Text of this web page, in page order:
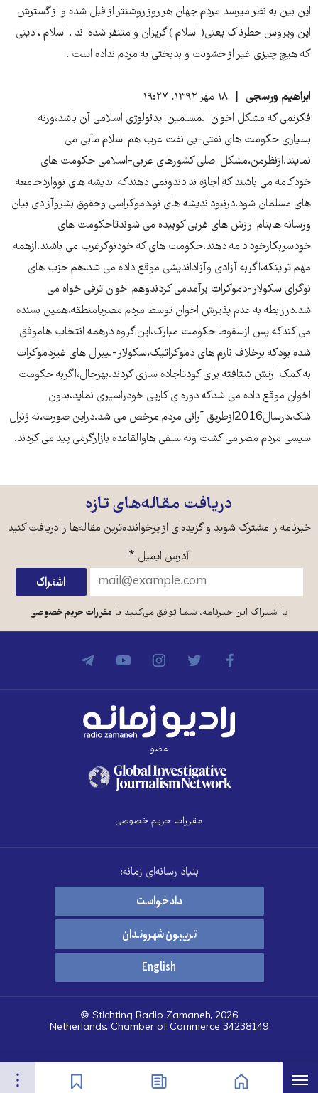
فهرست نشان‌گذاشته‌ها
این بین به نظر میرسد مردم جهان هر روز روشنتر از قبل شده و از گسترش
این ویروس حطرناک یعنی( اسلام ) گریزان و متنفر شده اند . اسلام ، دینی
که هیچ چیزی غیر از خشونت و بدبختی به مردم نداده است .
ابراهیم ورسجی
۱۸ مهر ۱۳۹۲، ۱۹:۲۷
فکرنمی که مشکل اخوان المسلمین ایدئولوژی اسلامی آن باشد،ورنه
بسیاری حکومت های نفتی-بی نفت عرب هم اسلام مآبی می
نمایند.ازنظرمن،مشکل اصلی کشورهای عربی-اسلامی حکومت های
خودکامه می باشند که اجازه ندادندونمی دهندکه اندیشه های نوواردجامعه
های مسلمان شود.درنبوداندیشه های نو،دموکراسی وحقوق بشروآزادی بیان
ورسانه هابنام ارزش های غربی کوبیده می شوندتاحکومت های
خودسربکارخودادامه دهند.حکومت های که خودنوکرغرب می باشند.ازهمه
مهم تراینکه،اگربه آزادی وآزاداندیشی موقع داده می شد،هم حزب های
نوگرای سکولار-دموکرات برآمدمی کردندوهم اخوان ترقی خواه می
شد.دررابطه به عدم پذیرش اخوان توسط مردم مصریامنطقه،همین بسنده
می کندکه پس ازسقوط حکومت مبارک،این گروه درهمه انتخاب هاموفق
شده بودکه برخلاف نارم های دموکراتیک،سکولار-لیبرال های غیردموکرات
به کمک ارتش شتافته برای کودتاجاده سازی کردند.بهرحال،اگربه حکومت
اخوان موقع داده می شدکه دوره ی کاریی خودراسپری نماید،بدون
شک،درسال2016ازطریق آرائی مردم مرخص می شد.دراین صورت،نه ژنرال
سیسی مردم مصرامی کشت ونه سلفی هاوالقاعده بازارگرمی پیدامی کردند.
دریافت مقاله‌های تازه
خبرنامه را مشترک شوید و گزیده‌ای از پرخواننده‌ترین مقاله‌ها را دریافت کنید
آدرس ایمیل *
با اشتراک این خبرنامه، شما توافق می‌کنید بامقررات حریم خصوصی
عضو
مقررات حریم خصوصی
بنیاد رسانه‌ای زمانه:
دادخواست
تریبون شهروندان
English
© Stichting Radio Zamaneh, 2026
Netherlands, Chamber of Commerce 34238149